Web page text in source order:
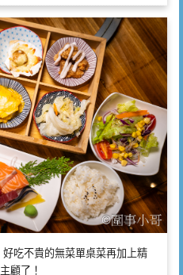
吃不貴的無菜單桌菜再加上精
顧了！